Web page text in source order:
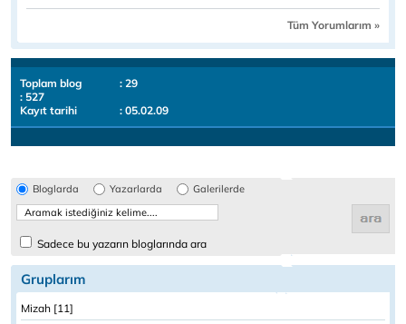
Tüm Yorumlarım »
Toplam blog
: 29
: 527
Kayıt tarihi
: 05.02.09
Bloglarda Yazarlarda Galerilerde
Sadece bu yazarın bloglarında ara
Gruplarım
Mizah [11]